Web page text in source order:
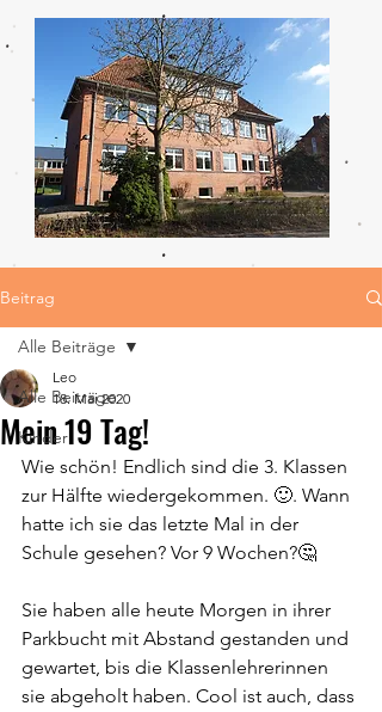
Beitrag
Alle Beiträge
Kinder
Alle Beiträge
Mein 19 Tag!
Leo
18. Mai 2020
Wie schön! Endlich sind die 3. Klassen
zur Hälfte wiedergekommen. 🙂. Wann
hatte ich sie das letzte Mal in der
Schule gesehen? Vor 9 Wochen?🤔
Sie haben alle heute Morgen in ihrer
Parkbucht mit Abstand gestanden und
gewartet, bis die Klassenlehrerinnen
sie abgeholt haben. Cool ist auch, dass